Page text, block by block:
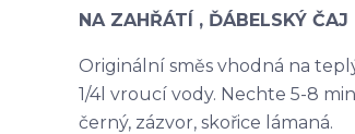
NA ZAHŘÁTÍ , ĎÁBELSKÝ ČAJ
Originální směs vhodná na
1/4l vroucí vody. Nechte 5-8
černý, zázvor, skořice lámaná.